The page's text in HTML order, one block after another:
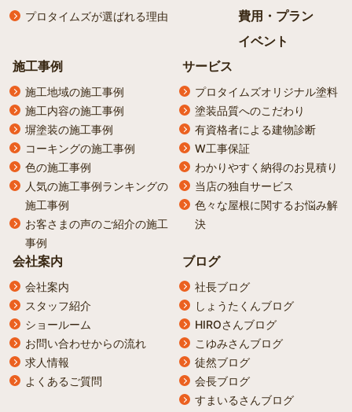
プロタイムズが選ばれる理由
費用・プラン
イベント
施工事例
施工地域の施工事例
施工内容の施工事例
塀塗装の施工事例
コーキングの施工事例
色の施工事例
人気の施工事例ランキングの
施工事例
お客さまの声のご紹介の施工
事例
サービス
プロタイムズオリジナル塗料
塗装品質へのこだわり
有資格者による建物診断
W工事保証
わかりやすく納得のお見積り
当店の独自サービス
色々な屋根に関するお悩み解
決
会社案内
会社案内
スタッフ紹介
ショールーム
お問い合わせからの流れ
求人情報
よくあるご質問
ブログ
社長ブログ
しょうたくんブログ
HIROさんブログ
こゆみさんブログ
徒然ブログ
会長ブログ
すまいるさんブログ